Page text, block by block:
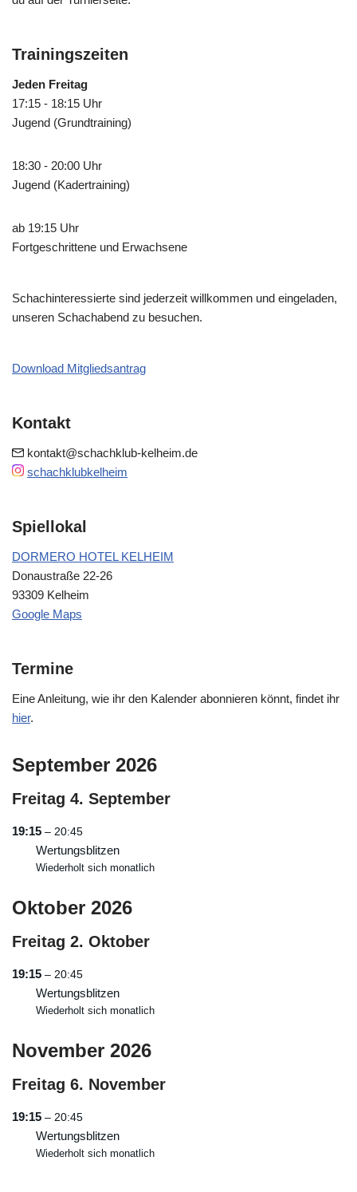
Trainingszeiten
Jeden Freitag
17:15 - 18:15 Uhr
Jugend (Grundtraining)
18:30 - 20:00 Uhr
Jugend (Kadertraining)
ab 19:15 Uhr
Fortgeschrittene und Erwachsene
Schachinteressierte sind jederzeit willkommen und eingeladen,
unseren Schachabend zu besuchen.
Download Mitgliedsantrag
Kontakt
kontakt@schachklub-kelheim.de
schachklubkelheim
Spiellokal
DORMERO HOTEL KELHEIM
Donaustraße 22-26
93309 Kelheim
Google Maps
Termine
Eine Anleitung, wie ihr den Kalender abonnieren könnt, findet ihr
hier.
September 2026
Freitag 4. September
19:15 – 20:45
Wertungsblitzen
Wiederholt sich monatlich
Oktober 2026
Freitag 2. Oktober
19:15 – 20:45
Wertungsblitzen
Wiederholt sich monatlich
November 2026
Freitag 6. November
19:15 – 20:45
Wertungsblitzen
Wiederholt sich monatlich